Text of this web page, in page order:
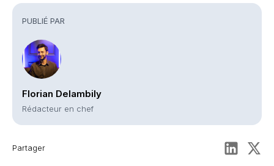
PUBLIÉ PAR
Florian Delambily
Rédacteur en chef
Partager